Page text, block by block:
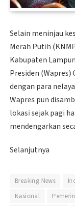
Selain meninjau
Merah Putih
Kabupaten
Presiden
dengan para
Wapres pun
lokasi sejak pagi
mendengarkan
Selanjutnya
Breaking News
Nasional